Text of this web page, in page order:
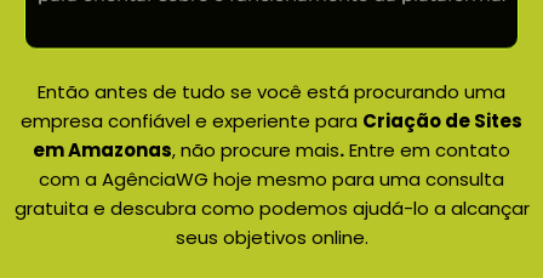
Então antes de tudo se você está procurando uma
empresa confiável e experiente para Criação de Sites
em Amazonas, não procure mais.Entre em contato
com a AgênciaWG hoje mesmo para uma consulta
gratuita e descubra como podemos ajudá-lo a alcançar
seus objetivos online.